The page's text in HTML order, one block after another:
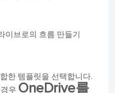
한 템플릿을 선택합니다.
우 OneDrive를